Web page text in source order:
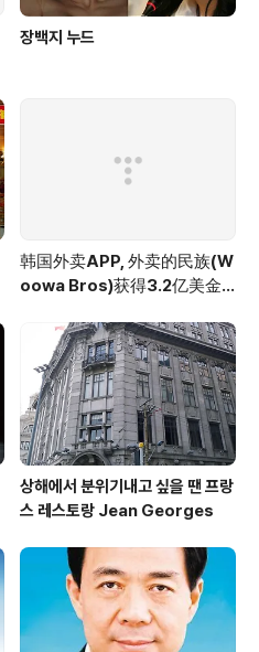
장백지 누드
韩国外卖APP, 外卖的民族(W
oowa Bros)获得3.2亿美金
상해에서 분위기내고 싶을 땐 프랑
스 레스토랑 Jean Georges